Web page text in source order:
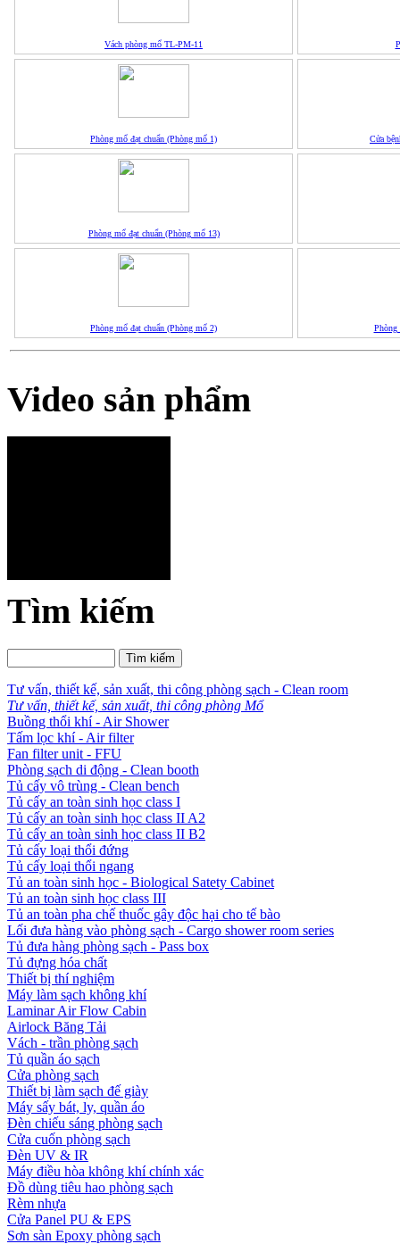
Vách phòng mổ TL-PM-11
Phòng mổ đạt chuẩn (Phòng mổ 1) Cửa
Phòng mổ đạt chuẩn (Phòng mổ 13)
Phòng mổ đạt chuẩn (Phòng mổ 2) Phòng
Video sản phẩm
Tìm kiếm
Tư vấn, thiết kế, sản xuất, thi công phòng sạch - Clean room
Tư vấn, thiết kế, sản xuất, thi công phòng Mổ
Buồng thổi khí - Air Shower
Tấm lọc khí - Air filter
Fan filter unit - FFU
Phòng sạch di động - Clean booth
Tủ cấy vô trùng - Clean bench
Tủ cấy an toàn sinh học class I
Tủ cấy an toàn sinh học class II A2
Tủ cấy an toàn sinh học class II B2
Tủ cấy loại thổi đứng
Tủ cấy loại thổi ngang
Tủ an toàn sinh học - Biological Satety Cabinet
Tủ an toàn sinh học class III
Tủ an toàn pha chế thuốc gây độc hại cho tế bào
Lối đưa hàng vào phòng sạch - Cargo shower room series
Tủ đưa hàng phòng sạch - Pass box
Tủ đựng hóa chất
Thiết bị thí nghiệm
Máy làm sạch không khí
Laminar Air Flow Cabin
Airlock Băng Tải
Vách - trần phòng sạch
Tủ quần áo sạch
Cửa phòng sạch
Thiết bị làm sạch đế giày
Máy sấy bát, ly, quần áo
Đèn chiếu sáng phòng sạch
Cửa cuốn phòng sạch
Đèn UV & IR
Máy điều hòa không khí chính xác
Đồ dùng tiêu hao phòng sạch
Rèm nhựa
Cửa Panel PU & EPS
Sơn sàn Epoxy phòng sạch